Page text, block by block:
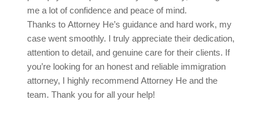
me a lot of confidence and peace of mind.
Thanks to Attorney He’s guidance and hard work, my
case went smoothly. I truly appreciate their dedication,
attention to detail, and genuine care for their clients. If
you’re looking for an honest and reliable immigration
attorney, I highly recommend Attorney He and the
team. Thank you for all your help!